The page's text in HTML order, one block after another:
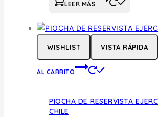
LEER MÁS
WISHLIST VISTA RÁPIDA
AL CARRITO
PIOCHA DE RESERVISTA
CHILE